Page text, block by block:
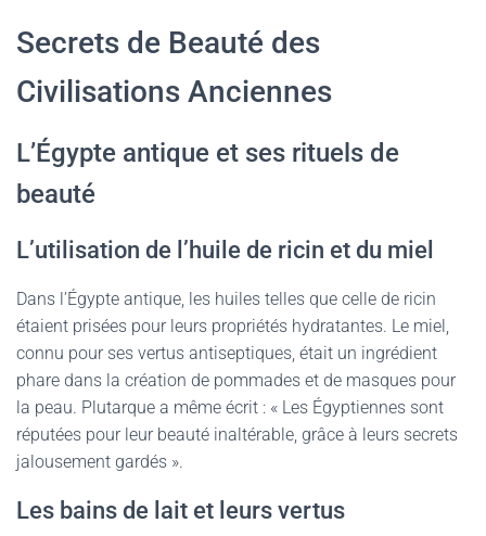
Secrets de Beauté des
Civilisations Anciennes
L’Égypte antique et ses rituels de
beauté
L’utilisation de l’huile de ricin et du miel
Dans l’Égypte antique, les huiles telles que celle de ricin
étaient prisées pour leurs propriétés hydratantes. Le miel,
connu pour ses vertus antiseptiques, était un ingrédient
phare dans la création de pommades et de masques pour
la peau. Plutarque a même écrit : « Les Égyptiennes sont
réputées pour leur beauté inaltérable, grâce à leurs secrets
jalousement gardés ».
Les bains de lait et leurs vertus